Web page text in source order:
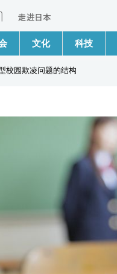
文化 科技
校园欺凌问题的结构